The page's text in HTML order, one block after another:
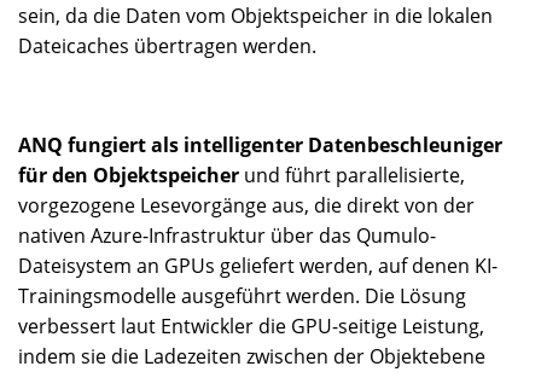
sein, da die Daten vom Objektspeicher in die lokalen
Dateicaches übertragen werden.
ANQ fungiert als intelligenter Datenbeschleuniger
für den Objektspeicher und führt parallelisierte,
vorgezogene Lesevorgänge aus, die direkt von der
nativen Azure-Infrastruktur über das Qumulo-
Dateisystem an GPUs geliefert werden, auf denen KI-
Trainingsmodelle ausgeführt werden. Die Lösung
verbessert laut Entwickler die GPU-seitige Leistung,
indem sie die Ladezeiten zwischen der Objektebene